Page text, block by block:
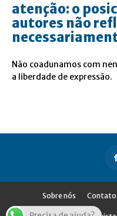
atenção: o
autores não
Não coadunamos com
a liberdade de expressão.
Sobre nós Contato